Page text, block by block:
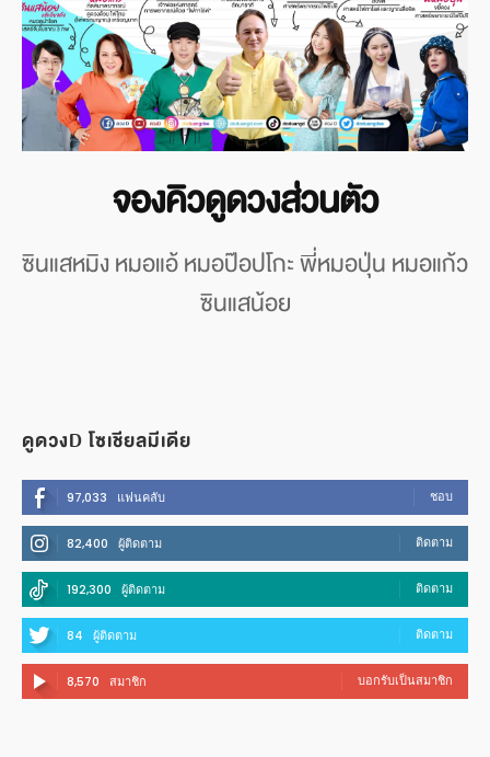
จองคิวดูดวงส่วนตัว
ซินแสหมิง หมอแอ้ หมอป๊อปโกะ พี่หมอปุ่น หมอแก้ว
ซินแสน้อย
ดูดวงD โซเชียลมีเดีย
97,033 แฟนคลับ ชอบ
82,400 ผู้ติดตาม ติดตาม
192,300 ผู้ติดตาม ติดตาม
84 ผู้ติดตาม ติดตาม
8,570 สมาชิก บอกรับเป็นสมาชิก